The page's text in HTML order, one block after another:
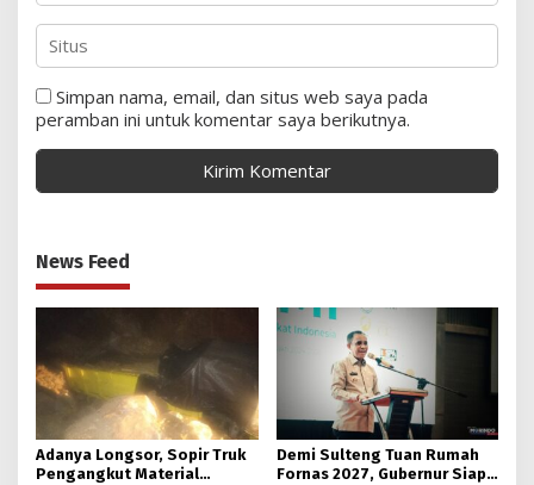
Simpan nama, email, dan situs web saya pada
peramban ini untuk komentar saya berikutnya.
News Feed
Adanya Longsor, Sopir Truk
Pengangkut Material
Demi Sulteng Tuan Rumah
Fornas 2027, Gubernur Siap